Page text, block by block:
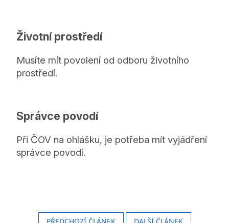
Životní prostředí
Musíte mít povolení od odboru životního
prostředí.
Správce povodí
Při ČOV na ohlášku, je potřeba mít vyjádření
správce povodí.